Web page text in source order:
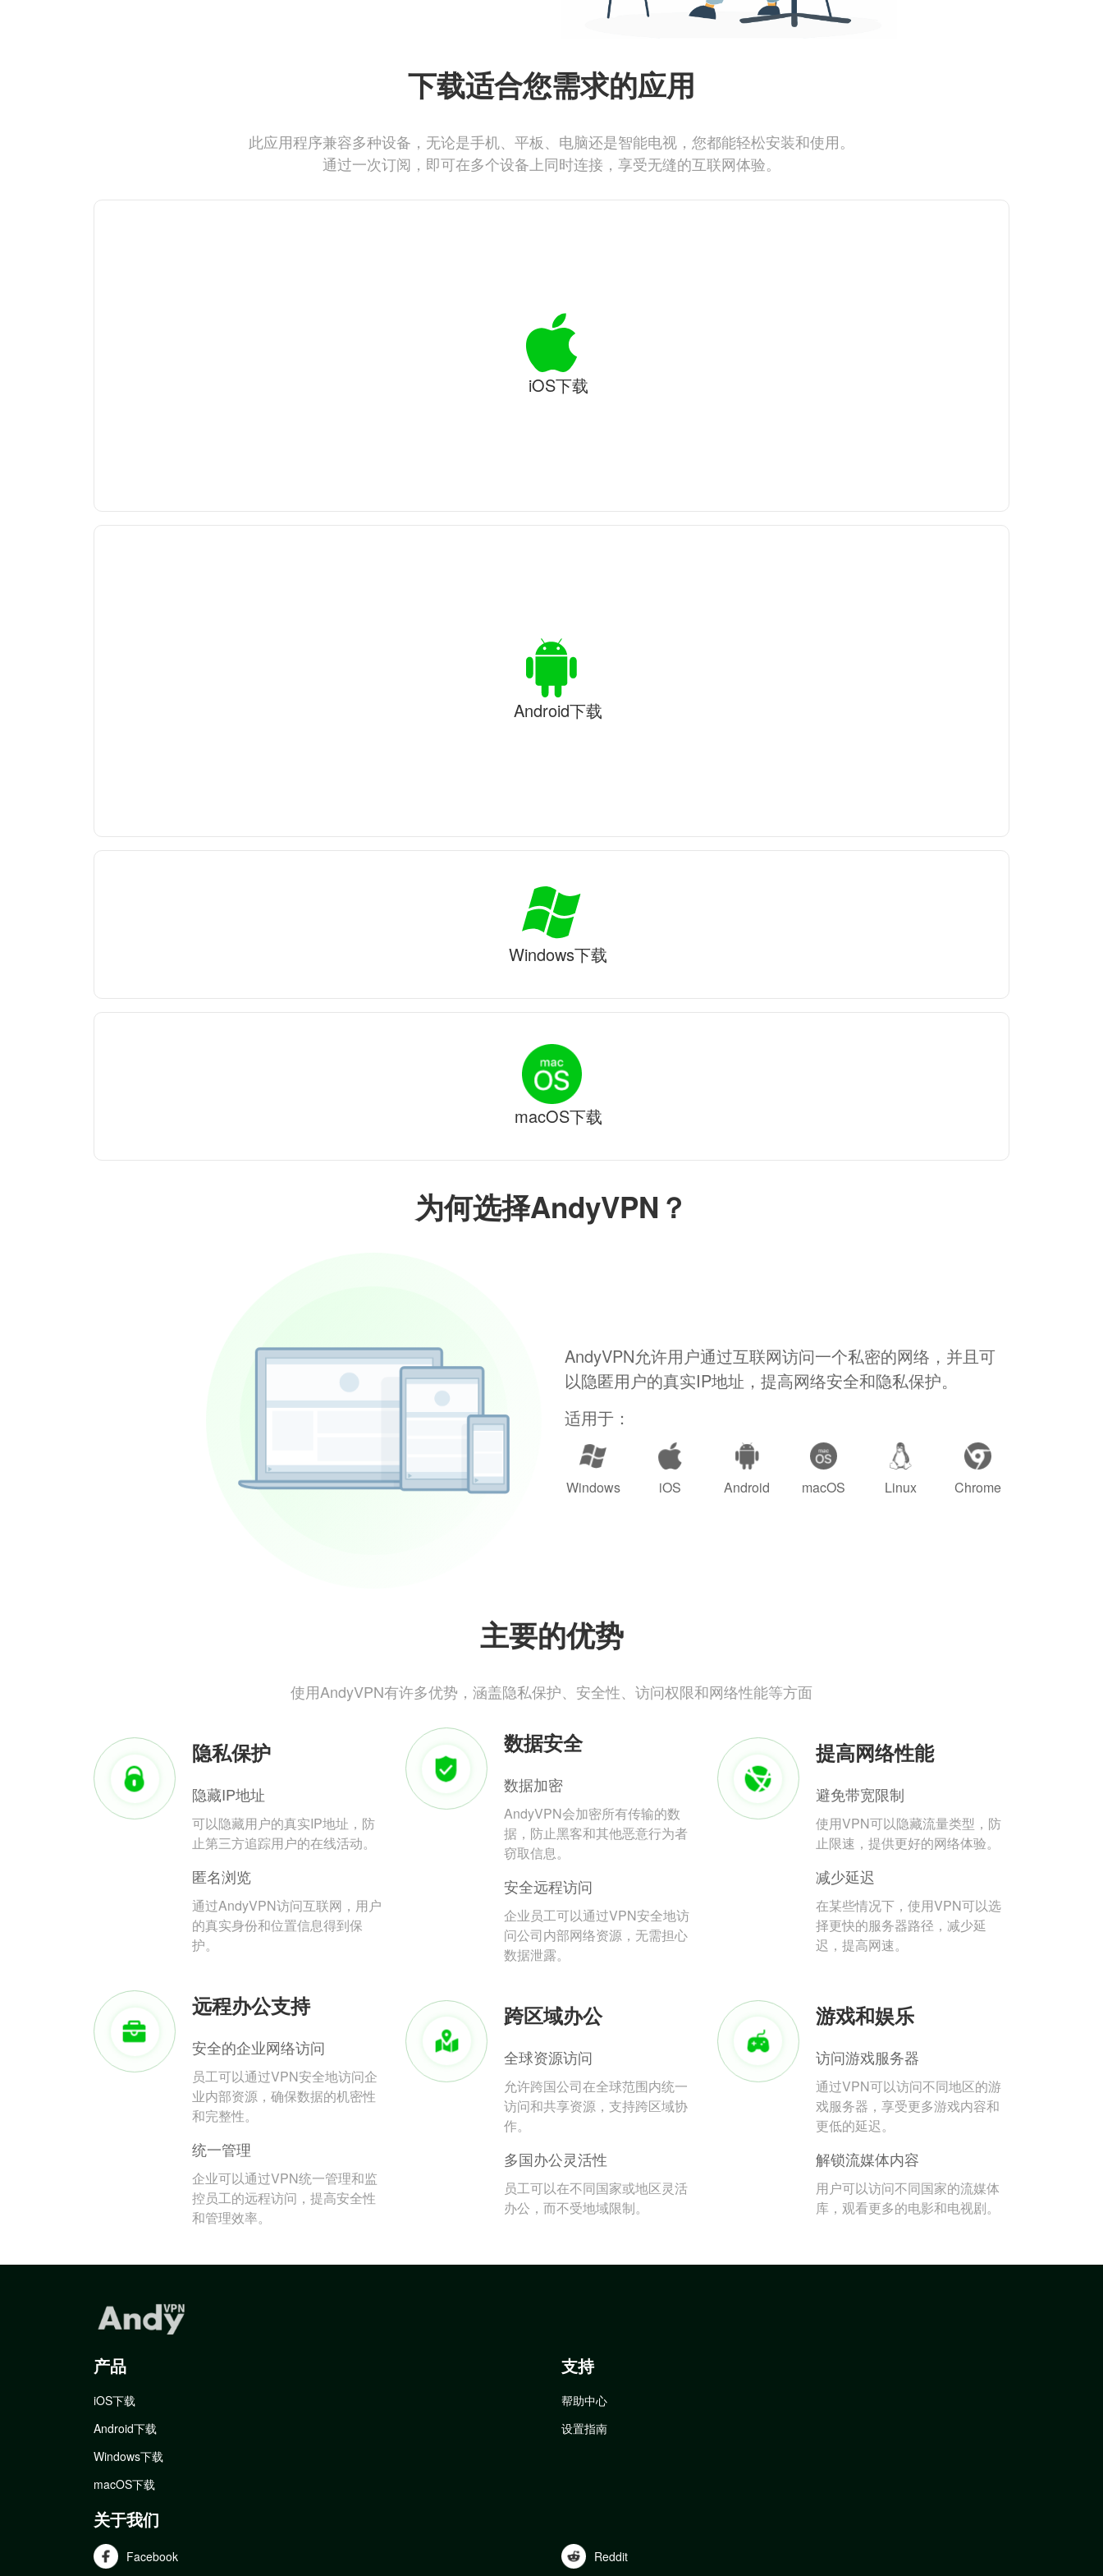
为何选择AndyVPN？
AndyVPN允许用户通过互联网访问一个私密的网络，并且可
以隐匿用户的真实IP地址，提高网络安全和隐私保护。
适用于：
Windows iOS Android macOS Linux Chrome
主要的优势
使用AndyVPN有许多优势，涵盖隐私保护、安全性、访问权限和网络性能等方面
隐私保护
隐藏IP地址
可以隐藏用户的真实IP地址，防
止第三方追踪用户的在线活动。
匿名浏览
通过AndyVPN访问互联网，用户
的真实身份和位置信息得到保
护。
数据安全
数据加密
AndyVPN会加密所有传输的数
据，防止黑客和其他恶意行为者
窃取信息。
安全远程访问
企业员工可以通过VPN安全地访
问公司内部网络资源，无需担心
数据泄露。
提高网络性能
避免带宽限制
使用VPN可以隐藏流量类型，防
止限速，提供更好的网络体验。
减少延迟
在某些情况下，使用VPN可以选
择更快的服务器路径，减少延
迟，提高网速。
远程办公支持
安全的企业网络访问
员工可以通过VPN安全地访问企
业内部资源，确保数据的机密性
和完整性。
统一管理
企业可以通过VPN统一管理和监
控员工的远程访问，提高安全性
和管理效率。
跨区域办公
全球资源访问
允许跨国公司在全球范围内统一
访问和共享资源，支持跨区域协
作。
多国办公灵活性
员工可以在不同国家或地区灵活
办公，而不受地域限制。
游戏和娱乐
访问游戏服务器
通过VPN可以访问不同地区的游
戏服务器，享受更多游戏内容和
更低的延迟。
解锁流媒体内容
用户可以访问不同国家的流媒体
库，观看更多的电影和电视剧。
下载适合您需求的应用
此应用程序兼容多种设备，无论是手机、平板、电脑还是智能电视，您都能轻松安装和使用。
通过一次订阅，即可在多个设备上同时连接，享受无缝的互联网体验。
iOS下载
Android下载
Windows下载
macOS下载
产品
iOS下载
Android下载
Windows下载
macOS下载
支持
帮助中心
设置指南
关于我们
Facebook Reddit